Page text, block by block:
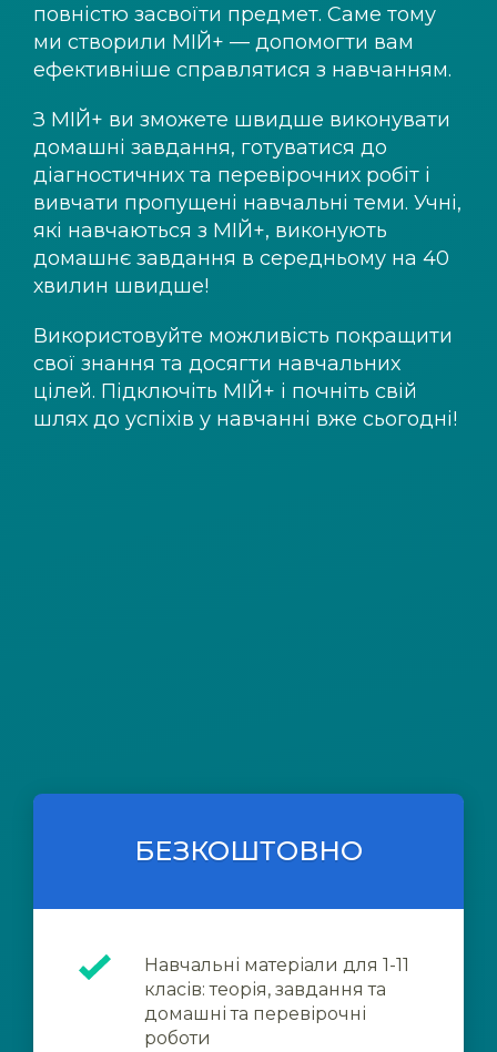
повністю засвоїти предмет. Саме тому
ми створили МІЙ+ — допомогти вам
ефективніше справлятися з навчанням.
З МІЙ+ ви зможете швидше виконувати
домашні завдання, готуватися до
діагностичних та перевірочних робіт і
вивчати пропущені навчальні теми. Учні,
які навчаються з МІЙ+, виконують
домашнє завдання в середньому на 40
хвилин швидше!
Використовуйте можливість покращити
свої знання та досягти навчальних
цілей. Підключіть МІЙ+ і почніть свій
шлях до успіхів у навчанні вже сьогодні!
БЕЗКОШТОВНО
Навчальні матеріали для 1-11
класів: теорія, завдання та
домашні та перевірочні
роботи